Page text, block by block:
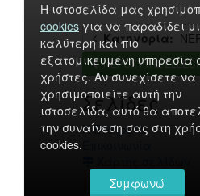
Κατηγορία:
ΝΕΡΟΧΥΤΗΣ ELLECI
Σελίδες
Η Εταιρεία
Η ιστοσελίδα μας
cookies για να παραδίδει
καλύτερη και πιο
εξατομικευμένη υπηρεσία
χρήστες. Αν συνεχίσετε να
χρησιμοποιείτε αυτή την
ιστοσελίδα, αυτό θα
την συναίνεση σας στη
cookies.
Συμφωνώ